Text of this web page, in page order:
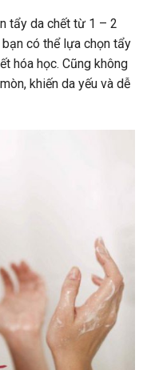
tẩy da chết từ 1 – 2
có thể lựa chọn tẩy
hóa học. Cũng không
khiến da yếu và dễ